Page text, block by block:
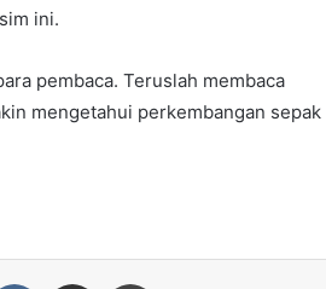
ini.
pembaca. Teruslah membaca
mengetahui perkembangan sepak